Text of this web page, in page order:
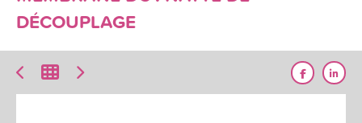
DÉCOUPLAGE